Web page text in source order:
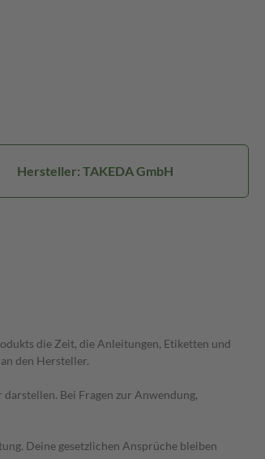
Hersteller: TAKEDA GmbH
die Zeit, die Anleitungen, Etiketten und
den Hersteller.
Bei Fragen zur Anwendung,
Deine gesetzlichen Ansprüche bleiben